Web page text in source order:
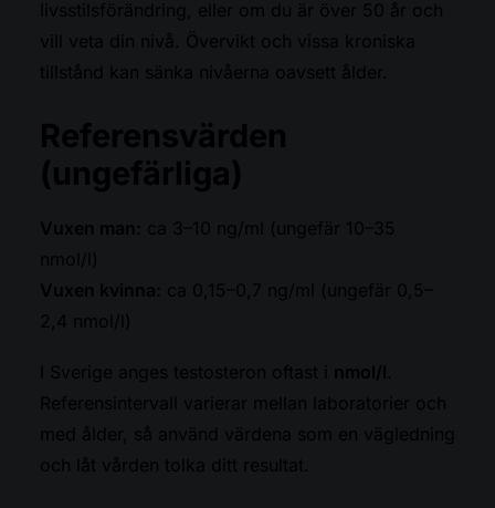
livsstilsförändring, eller om du är över 50 år och
vill veta din nivå. Övervikt och vissa kroniska
tillstånd kan sänka nivåerna oavsett ålder.
Referensvärden
(ungefärliga)
Vuxen man: ca 3–10 ng/ml (ungefär 10–35
nmol/l)
Vuxen kvinna: ca 0,15–0,7 ng/ml (ungefär 0,5–
2,4 nmol/l)
I Sverige anges testosteron oftast i nmol/l.
Referensintervall varierar mellan laboratorier och
med ålder, så använd värdena som en vägledning
och låt vården tolka ditt resultat.